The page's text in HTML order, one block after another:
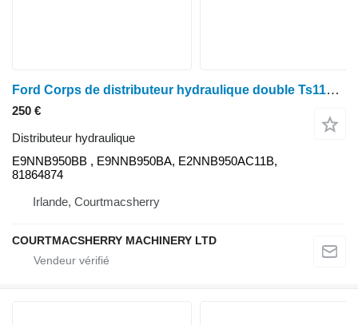
Ford Corps de distributeur hydraulique double Ts115, 10, Tw Tw15 E9nnb950bb E9NNB950BB pour tracteur à roues
250 €
Distributeur hydraulique
E9NNB950BB , E9NNB950BA, E2NNB950AC11B,
81864874
Irlande, Courtmacsherry
COURTMACSHERRY MACHINERY LTD